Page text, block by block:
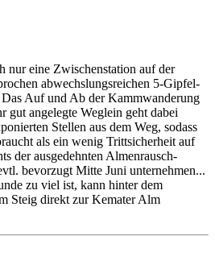
nur eine Zwischenstation auf der
abwechslungsreichen 5-Gipfel-
Auf und Ab der Kammwanderung
gut angelegte Weglein geht dabei
Stellen aus dem Weg, sodass
als ein wenig Trittsicherheit auf
der ausgedehnten Almenrausch-
bevorzugt Mitte Juni unternehmen...
zu viel ist, kann hinter dem
Steig direkt zur Kemater Alm